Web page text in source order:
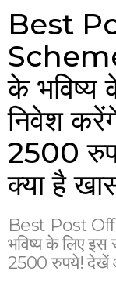
Best
के भविष्य
निवेश
2500
क्या है
Best Post
भविष्य के लिए इस
2500 रुपये! देखें